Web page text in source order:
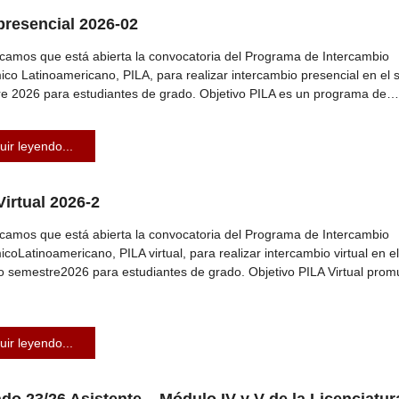
2026-02
que está abierta la convocatoria del Programa de Intercambio
Latinoamericano, PILA, para realizar intercambio presencial en el
2026 para estudiantes de grado. Objetivo PILA es un programa de…
leyendo...
2026-2
que está abierta la convocatoria del Programa de Intercambio
PILA virtual, para realizar intercambio virtual en el
semestre2026 para estudiantes de grado. Objetivo PILA Virtual
leyendo...